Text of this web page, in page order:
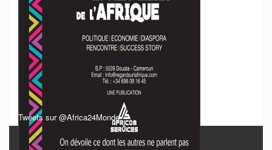
Tweets sur @Africa24Monde